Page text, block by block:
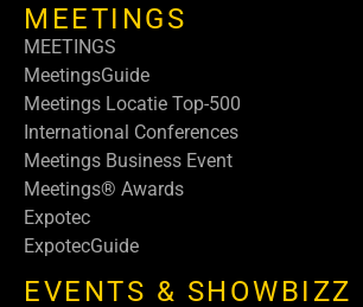
MEETINGS
MEETINGS
MeetingsGuide
Meetings Locatie Top-500
International Conferences
Meetings Business Event
Meetings® Awards
Expotec
ExpotecGuide
EVENTS & SHOWBIZZ